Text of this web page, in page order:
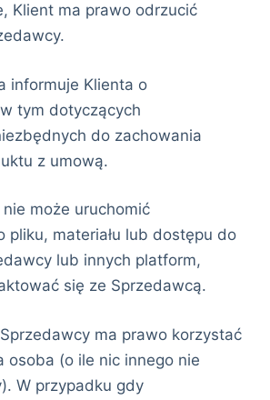
Klient ma prawo odrzucić
informuje Klienta o
tym dotyczących
do zachowania
z umową.
może uruchomić
pliku, materiału lub dostępu do
lub innych platform,
się ze Sprzedawcą.
ma prawo korzystać
osoba (o ile nic innego nie
W przypadku gdy